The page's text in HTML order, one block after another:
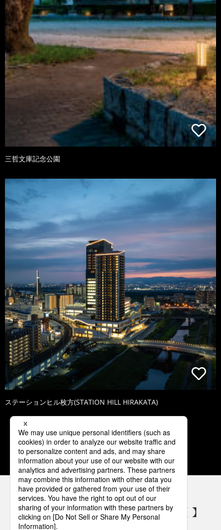
三哲文庫記念公園
ステーションヒル枚方(STATION HILL HIRAKATA)
1 2 3 4 5
パナソニックの電気設備 SNSアカウント